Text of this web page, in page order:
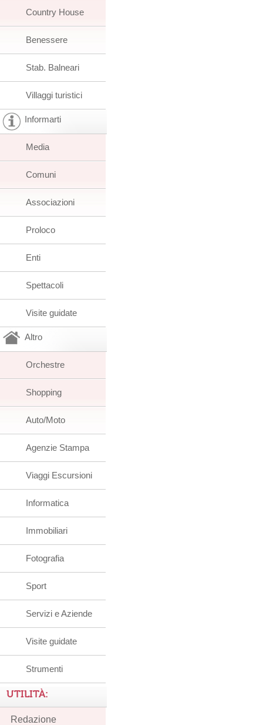
Country House
Benessere
Stab. Balneari
Villaggi turistici
Informarti
Media
Comuni
Associazioni
Proloco
Enti
Spettacoli
Visite guidate
Altro
Orchestre
Shopping
Auto/Moto
Agenzie Stampa
Viaggi Escursioni
Informatica
Immobiliari
Fotografia
Sport
Servizi e Aziende
Visite guidate
Strumenti
UTILITÀ:
Redazione